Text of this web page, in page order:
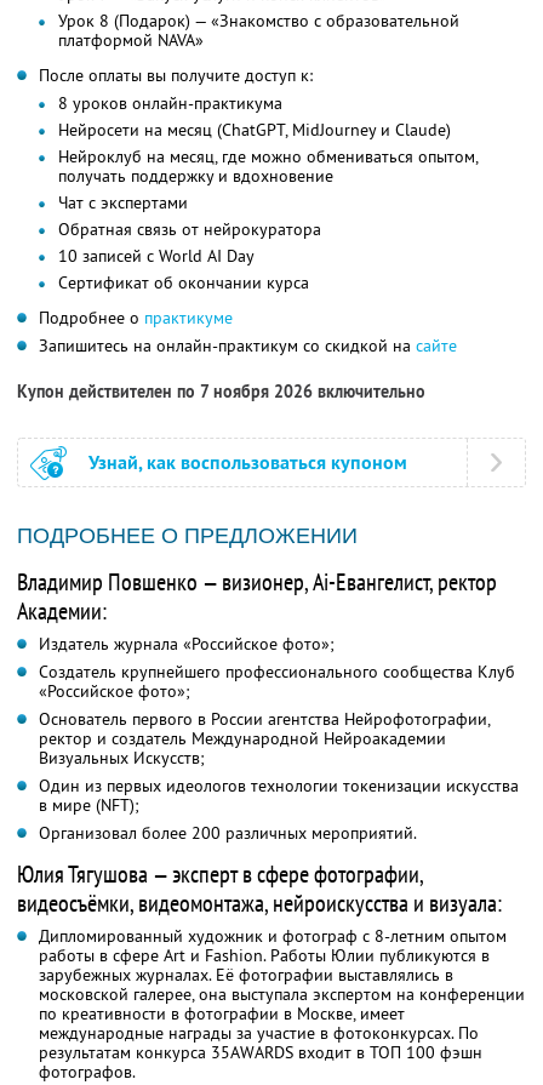
Урок 8 (Подарок) — «Знакомство с образовательной
платформой NAVA»
После оплаты вы получите доступ к:
8 уроков онлайн-практикума
Нейросети на месяц (ChatGPT, MidJourney и Claude)
Нейроклуб на месяц, где можно обмениваться опытом,
получать поддержку и вдохновение
Чат с экспертами
Обратная связь от нейрокуратора
10 записей с World AI Day
Сертификат об окончании курса
Подробнее о практикуме
Запишитесь на онлайн-практикум со скидкой на сайте
Купон действителен по 7 ноября 2026 включительно
Узнай, как воспользоваться купоном
ПОДРОБНЕЕ О ПРЕДЛОЖЕНИИ
Владимир Повшенко — визионер, Ai-Евангелист, ректор
Академии:
Издатель журнала «Российское фото»;
Создатель крупнейшего профессионального сообщества Клуб
«Российское фото»;
Основатель первого в России агентства Нейрофотографии,
ректор и создатель Международной Нейроакадемии
Визуальных Искусств;
Один из первых идеологов технологии токенизации искусства
в мире (NFT);
Организовал более 200 различных мероприятий.
Юлия Тягушова — эксперт в сфере фотографии,
видеосъёмки, видеомонтажа, нейроискусства и визуала:
Дипломированный художник и фотограф с 8-летним опытом
работы в сфере Art и Fashion. Работы Юлии публикуются в
зарубежных журналах. Её фотографии выставлялись в
московской галерее, она выступала экспертом на конференции
по креативности в фотографии в Москве, имеет
международные награды за участие в фотоконкурсах. По
результатам конкурса 35AWARDS входит в ТОП 100 фэшн
фотографов.